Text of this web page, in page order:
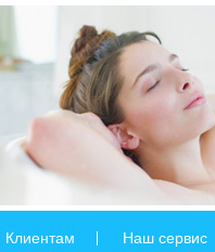
Клиентам Наш сервис